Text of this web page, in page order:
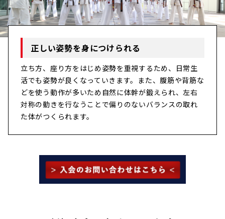
正しい姿勢を身につけられる
立ち方、座り方をはじめ姿勢を重視するため、日常生
活でも姿勢が良くなっていきます。また、腹筋や背筋な
どを使う動作が多いため自然に体幹が鍛えられ、左右
対称の動きを行なうことで偏りのないバランスの取れ
た体がつくられます。